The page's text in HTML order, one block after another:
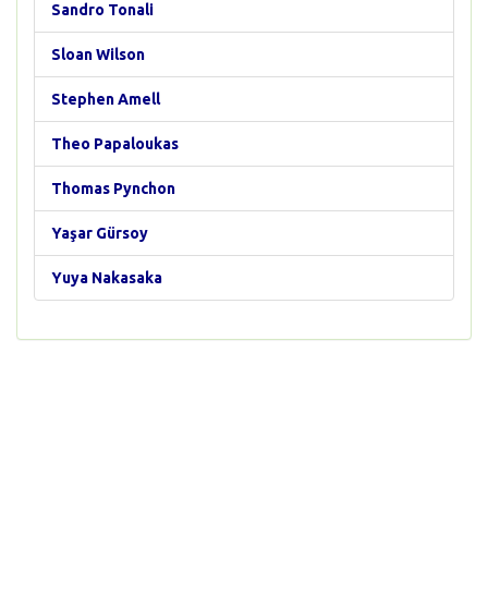
Sandro Tonali
Sloan Wilson
Stephen Amell
Theo Papaloukas
Thomas Pynchon
Yaşar Gürsoy
Yuya Nakasaka